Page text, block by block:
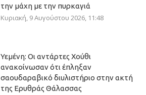
την μάχη με την πυρκαγιά
Κυριακή, 9 Αυγούστου 2026, 11:48
Υεμένη: Οι αντάρτες Χούθι
ανακοίνωσαν ότι έπληξαν
σαουδαραβικό διυλιστήριο στην ακτή
της Ερυθράς Θάλασσας